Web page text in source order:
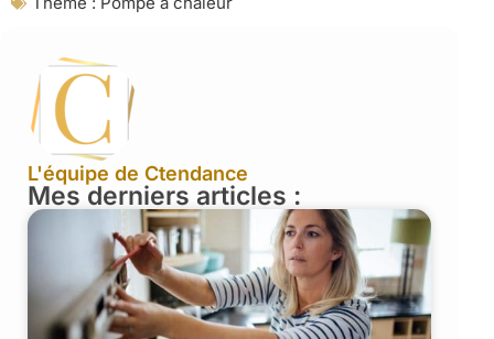
L'équipe de Ctendance
Mes derniers articles :